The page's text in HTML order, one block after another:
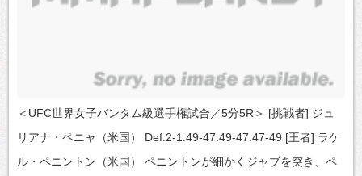
＜UFC世界女子バンタム級選手権試合／5分5R＞ [挑戦者] ジュ
リアナ・ペニャ（米国） Def.2-1:49-47.49-47.47-49 [王者] ラケ
ル・ペニントン（米国） ペニントンが細かくジャブを突き、ペ